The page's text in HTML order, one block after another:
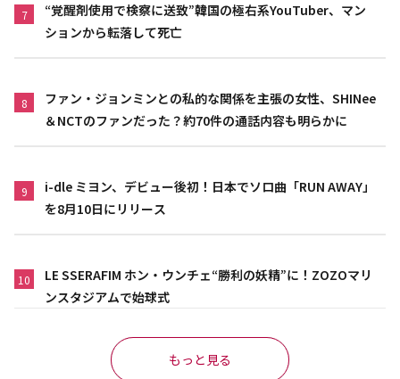
7
“覚醒剤使用で検察に送致”韓国の極右系YouTuber、マン
ションから転落して死亡
8
ファン・ジョンミンとの私的な関係を主張の女性、SHINee
＆NCTのファンだった？約70件の通話内容も明らかに
9
i-dle ミヨン、デビュー後初！日本でソロ曲「RUN AWAY」
を8月10日にリリース
10
LE SSERAFIM ホン・ウンチェ“勝利の妖精”に！ZOZOマリ
ンスタジアムで始球式
もっと見る